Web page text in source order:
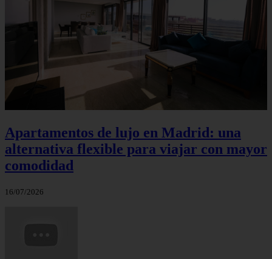
Apartamentos de lujo en Madrid: una
alternativa flexible para viajar con mayor
comodidad
16/07/2026